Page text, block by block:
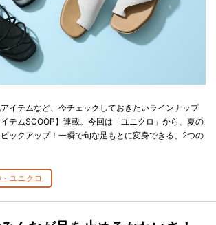
イテムなど、今チェックしておきたいラインナップ
テムSCOOP】連載。今回は「ユニクロ」から、夏の
ックアップ！一瞬で旬な足もとに変身できる、2つの
ユニクロ